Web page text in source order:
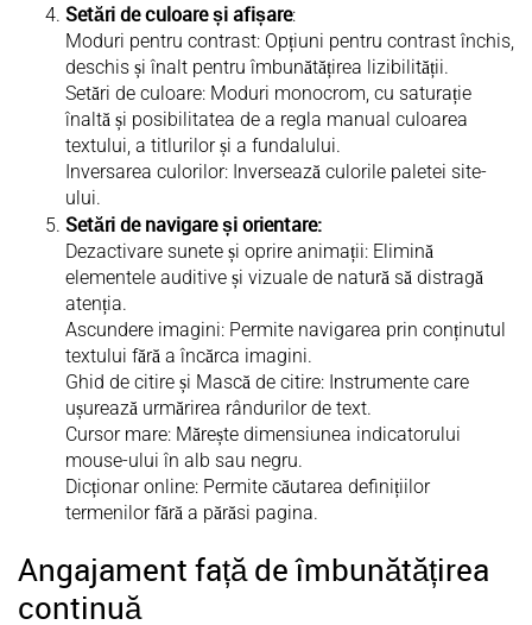
Setări de culoare și afișare:
Moduri pentru contrast: Opțiuni pentru contrast închis,
deschis și înalt pentru îmbunătățirea lizibilității.
Setări de culoare: Moduri monocrom, cu saturație
înaltă și posibilitatea de a regla manual culoarea
textului, a titlurilor și a fundalului.
Inversarea culorilor: Inversează culorile paletei site-
ului.
Setări de navigare și orientare:
Dezactivare sunete și oprire animații: Elimină
elementele auditive și vizuale de natură să distragă
atenția.
Ascundere imagini: Permite navigarea prin conținutul
textului fără a încărca imagini.
Ghid de citire și Mască de citire: Instrumente care
ușurează urmărirea rândurilor de text.
Cursor mare: Mărește dimensiunea indicatorului
mouse-ului în alb sau negru.
Dicționar online: Permite căutarea definițiilor
termenilor fără a părăsi pagina.
Angajament față de îmbunătățirea
continuă